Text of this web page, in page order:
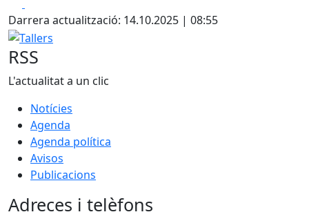
Darrera actualització: 14.10.2025 | 08:55
Tallers
RSS
L'actualitat a un clic
Notícies
Agenda
Agenda política
Avisos
Publicacions
Adreces i telèfons